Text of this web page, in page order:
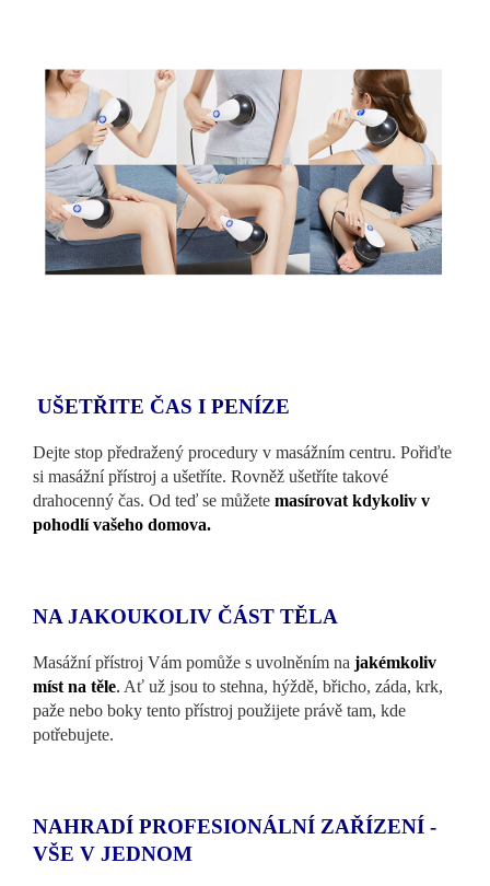
UŠETŘITE ČAS I PENÍZE
Dejte stop předražený procedury v masážním centru. Pořiďte
si masážní přístroj a ušetříte. Rovněž ušetříte takové
drahocenný čas. Od teď se můžete masírovat kdykoliv v
pohodlí vašeho domova.
NA JAKOUKOLIV ČÁST TĚLA
Masážní přístroj Vám pomůže s uvolněním na jakémkoliv
míst na těle. Ať už jsou to stehna, hýždě, břicho, záda, krk,
paže nebo boky tento přístroj použijete právě tam, kde
potřebujete.
NAHRADÍ PROFESIONÁLNÍ ZAŘÍZENÍ -
VŠE V JEDNOM